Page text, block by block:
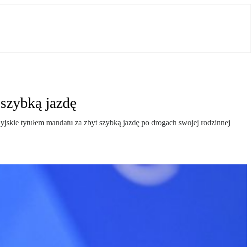
jazdę
tytułem mandatu za zbyt szybką jazdę po drogach swojej rodzinnej